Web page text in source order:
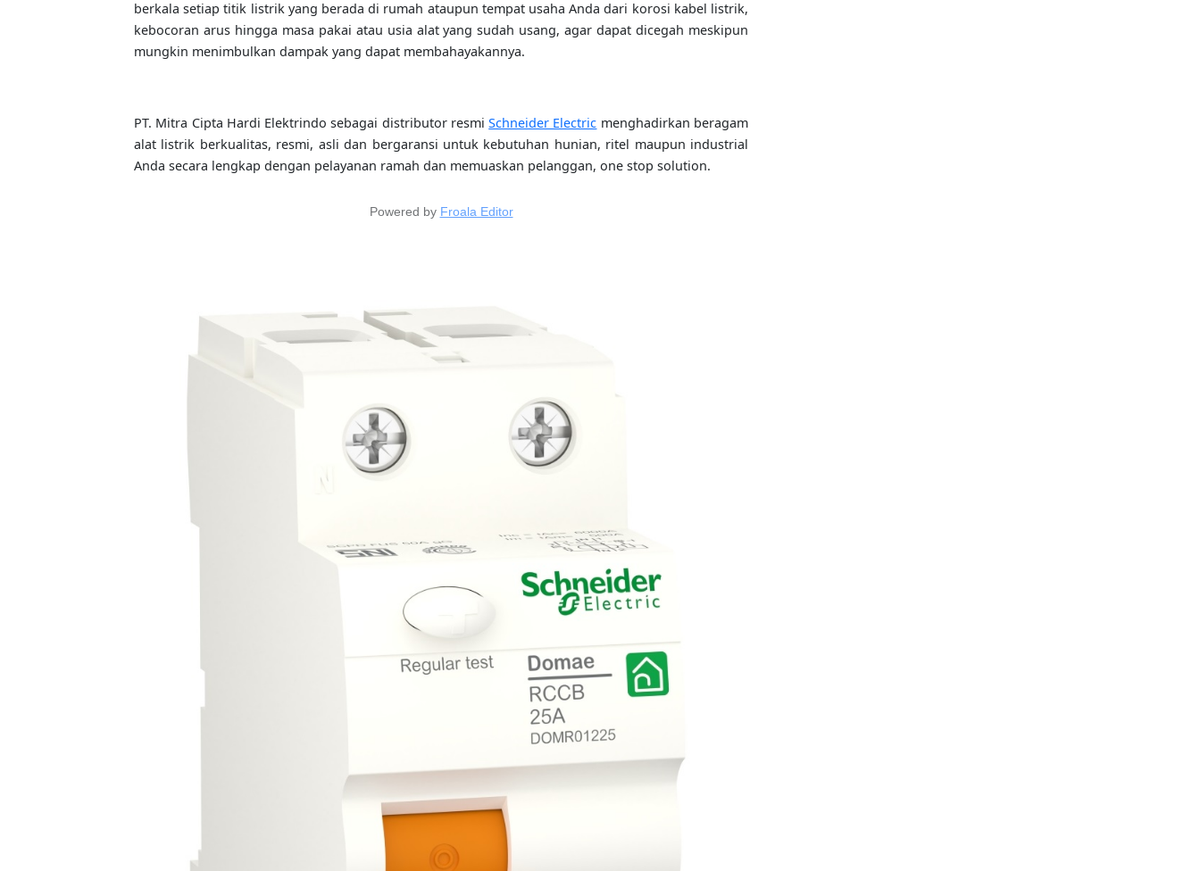
berkala setiap titik listrik yang berada di rumah ataupun tempat usaha Anda dari korosi kabel listrik,
kebocoran arus hingga masa pakai atau usia alat yang sudah usang, agar dapat dicegah meskipun
mungkin menimbulkan dampak yang dapat membahayakannya.
PT. Mitra Cipta Hardi Elektrindo sebagai distributor resmiSchneider Electric menghadirkan beragam
alat listrik berkualitas, resmi, asli dan bergaransi untuk kebutuhan hunian, ritel maupun industrial
Anda secara lengkap dengan pelayanan ramah dan memuaskan pelanggan, one stop solution.
Powered by Froala Editor